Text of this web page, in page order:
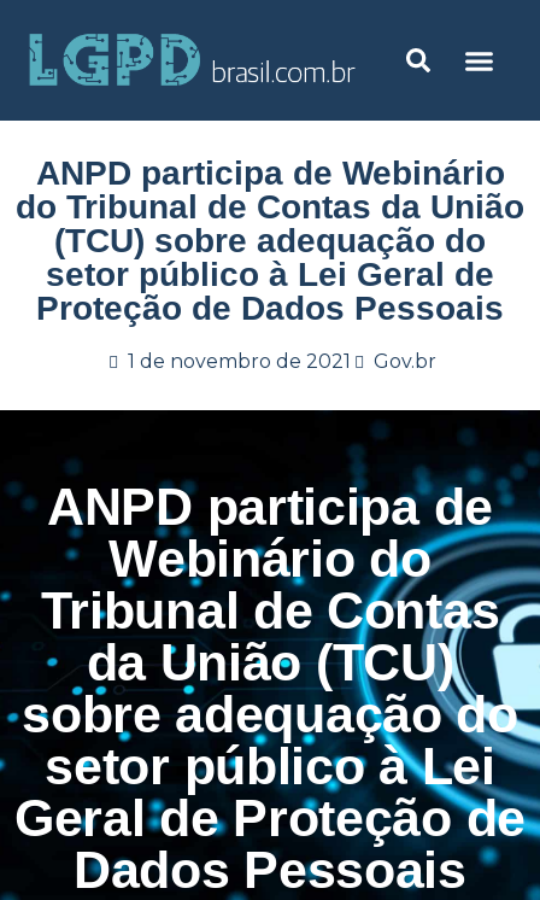
ANPD participa de Webinário
do Tribunal de Contas da União
(TCU) sobre adequação do
setor público à Lei Geral de
Proteção de Dados Pessoais
1 de novembro de 2021 Gov.br
ANPD participa de
Webinário do
Tribunal de Contas
da União (TCU)
sobre adequação do
setor público à Lei
Geral de Proteção de
Dados Pessoais